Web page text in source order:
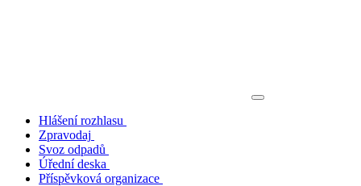
Hlášení rozhlasu
Zpravodaj
Svoz odpadů
Úřední deska
Příspěvková organizace